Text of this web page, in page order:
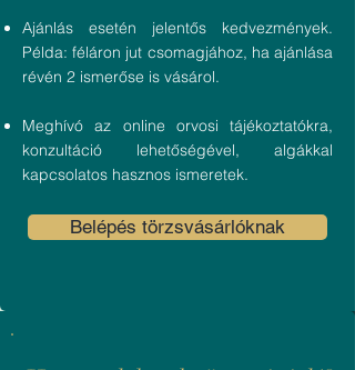
Ajánlás esetén jelentős kedvezmények.
Példa: féláron jut csomagjához, ha ajánlása
révén 2 ismerőse is vásárol.
Meghívó az online orvosi tájékoztatókra,
konzultáció lehetőségével, algákkal
kapcsolatos hasznos ismeretek.
Belépés törzsvásárlóknak